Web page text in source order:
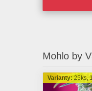
Mohlo by
Varianty: 25ks,